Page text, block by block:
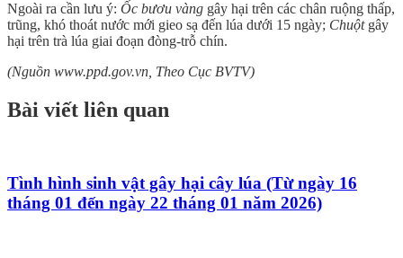
Ngoài ra cần lưu ý: Ốc bươu vàng gây hại trên các chân ruộng thấp,
trũng, khó thoát nước mới gieo sạ đến lúa dưới 15 ngày; Chuộtgây
hại trên trà lúa giai đoạn đòng-trỗ chín.
(Nguồn www.ppd.gov.vn, Theo Cục BVTV)
Bài viết liên quan
Tình hình sinh vật gây hại cây lúa (Từ ngày 16
tháng 01 đến ngày 22 tháng 01 năm 2026)